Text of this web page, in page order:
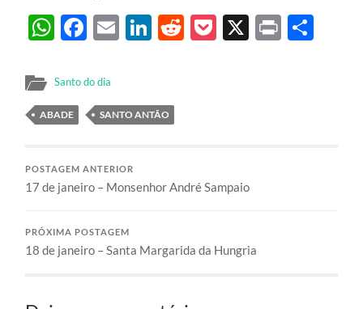
WhatsApp
Facebook
EmailLinkedIn
Reddit
Pocket
X Print
Santo do dia
ABADE SANTO ANTÃO
POSTAGEM ANTERIOR
17 de janeiro – Monsenhor André Sampaio
PRÓXIMA POSTAGEM
18 de janeiro – Santa Margarida da Hungria